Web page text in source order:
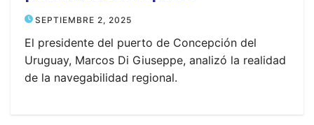
SEPTIEMBRE 2, 2025
El presidente del puerto de Concepción del
Uruguay, Marcos Di Giuseppe, analizó la realidad
de la navegabilidad regional.